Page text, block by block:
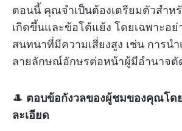
ตอนนี้ คุณจำเป็นต้องเตรียมตัวสำห
เกิดขึ้นและข้อโต้แย้ง โดยเฉพาะอย่
สนทนาที่มีความเสี่ยงสูง เช่น การน
ลายลักษณ์อักษรต่อหน้าผู้มีอำนาจตั
🎩 ตอบข้อกังวลของผู้ชมของคุณโด
ละเอียด